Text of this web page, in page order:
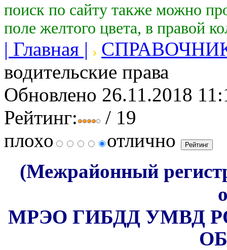
поиск по сайту также можно
поле желтого цвета, в правой
| Главная |
водительские права
Обновлено 26.11.2018
Рейтинг:
/ 19
плохо
отлично
(Межрайонный
МРЭО ГИБДД УМВД